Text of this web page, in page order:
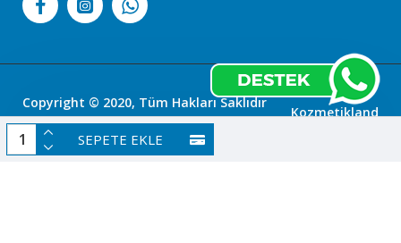
SEPETE EKLE
Copyright © 2020, Tüm Hakları Saklıdır
|
Kozmetikland